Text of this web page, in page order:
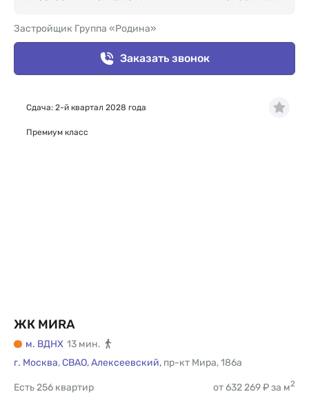
Застройщик Группа «Родина»
Заказать звонок
ЖК МИRА
м. ВДНХ 13 мин.
г. Москва,СВАО,Алексеевский, пр-кт Мира,186а
256 квартир
Есть от 632 269 ₽ за м2
Сдача: 2-й квартал 2028 года
Премиум класс